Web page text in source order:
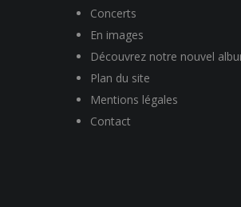
Concerts
En images
Découvrez notre nouvel
Plan du site
Mentions légales
Contact